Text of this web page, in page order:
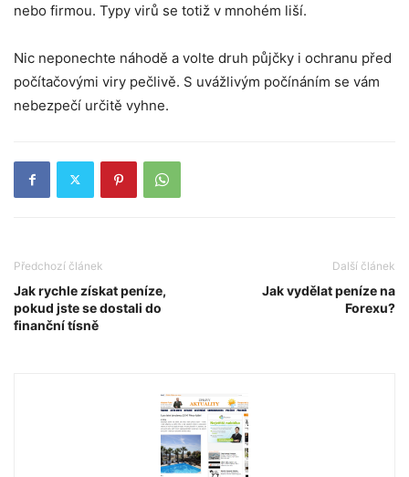
nebo firmou. Typy virů se totiž v mnohém liší.
Nic neponechte náhodě a volte druh půjčky i ochranu před
počítačovými viry pečlivě. S uvážlivým počínáním se vám
nebezpečí určitě vyhne.
Předchozí článek
Jak rychle získat peníze,
pokud jste se dostali do
finanční tísně
Další článek
Jak vydělat peníze na
Forexu?